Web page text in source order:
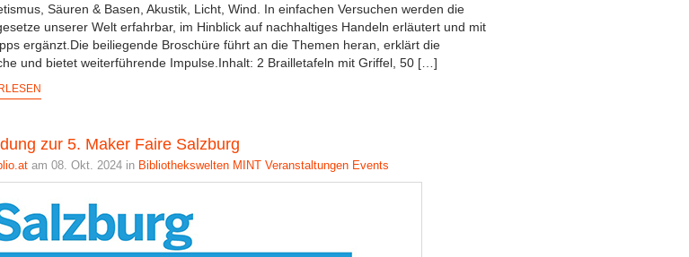
Säuren & Basen, Akustik, Licht, Wind. In einfachen Versuchen werden die
unserer Welt erfahrbar, im Hinblick auf nachhaltiges Handeln erläutert und mit
ergänzt.Die beiliegende Broschüre führt an die Themen heran, erklärt die
und bietet weiterführende Impulse.Inhalt: 2 Brailletafeln mit Griffel, 50 […]
zur 5. Maker Faire Salzburg
am 08. Okt. 2024 in Bibliothekswelten MINT Veranstaltungen Events